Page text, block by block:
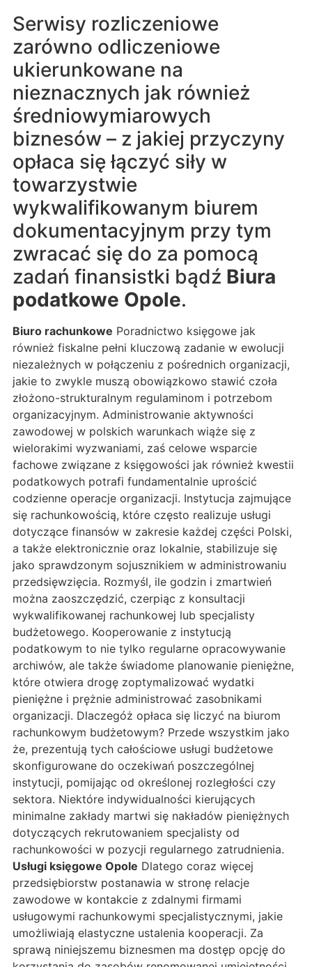
Serwisy rozliczeniowe
zarówno odliczeniowe
ukierunkowane na
nieznacznych jak również
średniowymiarowych
biznesów – z jakiej przyczyny
opłaca się łączyć siły w
towarzystwie
wykwalifikowanym biurem
dokumentacyjnym przy tym
zwracać się do za pomocą
zadań finansistki bądź Biura
podatkowe Opole.
Biuro rachunkowe Poradnictwo księgowe jak
również fiskalne pełni kluczową zadanie w ewolucji
niezależnych w połączeniu z pośrednich organizacji,
jakie to zwykle muszą obowiązkowo stawić czoła
złożono-strukturalnym regulaminom i potrzebom
organizacyjnym. Administrowanie aktywności
zawodowej w polskich warunkach wiąże się z
wielorakimi wyzwaniami, zaś celowe wsparcie
fachowe związane z księgowości jak również kwestii
podatkowych potrafi fundamentalnie uprościć
codzienne operacje organizacji. Instytucja zajmujące
się rachunkowością, które często realizuje usługi
dotyczące finansów w zakresie każdej części Polski,
a także elektronicznie oraz lokalnie, stabilizuje się
jako sprawdzonym sojusznikiem w administrowaniu
przedsięwzięcia. Rozmyśl, ile godzin i zmartwień
można zaoszczędzić, czerpiąc z konsultacji
wykwalifikowanej rachunkowej lub specjalisty
budżetowego. Kooperowanie z instytucją
podatkowym to nie tylko regularne opracowywanie
archiwów, ale także świadome planowanie pieniężne,
które otwiera drogę zoptymalizować wydatki
pieniężne i prężnie administrować zasobnikami
organizacji. Dlaczegóż opłaca się liczyć na biurom
rachunkowym budżetowym? Przede wszystkim jako
że, prezentują tych całościowe usługi budżetowe
skonfigurowane do oczekiwań poszczególnej
instytucji, pomijając od określonej rozległości czy
sektora. Niektóre indywidualności kierujących
minimalne zakłady martwi się nakładów pieniężnych
dotyczących rekrutowaniem specjalisty od
rachunkowości w pozycji regularnego zatrudnienia.
Usługi księgowe Opole Dlatego coraz więcej
przedsiębiorstw postanawia w stronę relacje
zawodowe w kontakcie z zdalnymi firmami
usługowymi rachunkowymi specjalistycznymi, jakie
umożliwiają elastyczne ustalenia kooperacji. Za
sprawą niniejszemu biznesmen ma dostęp opcję do